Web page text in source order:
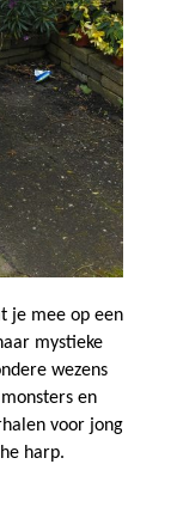
je mee op een
mystieke
wezens
en
voor jong
harp.